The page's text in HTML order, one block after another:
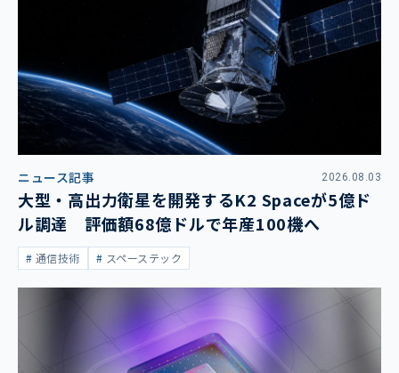
ニュース記事 2026.08.03
大型・高出力衛星を開発するK2 Spaceが5億ド
ル調達 評価額68億ドルで年産100機へ
通信技術 スペーステック